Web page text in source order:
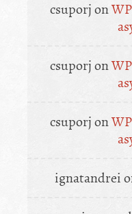
csuporj on
csuporj on
csuporj on
ignatandrei